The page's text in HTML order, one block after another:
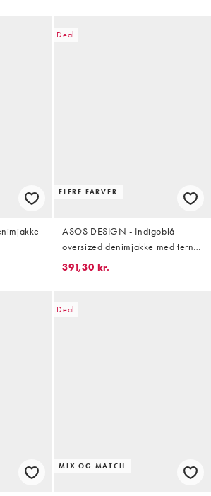
Deal
FLERE FARVER
ASOS DESIGN - Indigoblå
oversized denimjakke med ternet
print på manchetterne
391,30 kr.
Deal
MIX OG MATCH